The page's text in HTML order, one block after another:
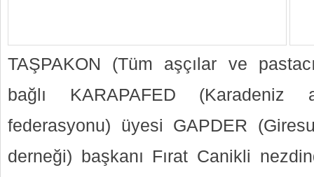
TAŞPAKON (Tüm aşçılar ve
bağlı KARAPAFED (Karadeniz
federasyonu) üyesi GAPDER
derneği) başkanı Fırat Canikli